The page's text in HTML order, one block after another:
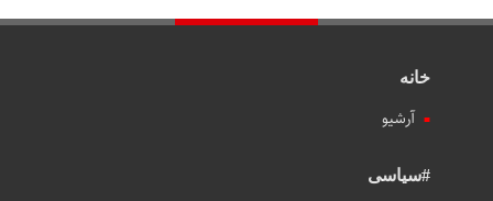
خانه
آرشیو
#سیاسی